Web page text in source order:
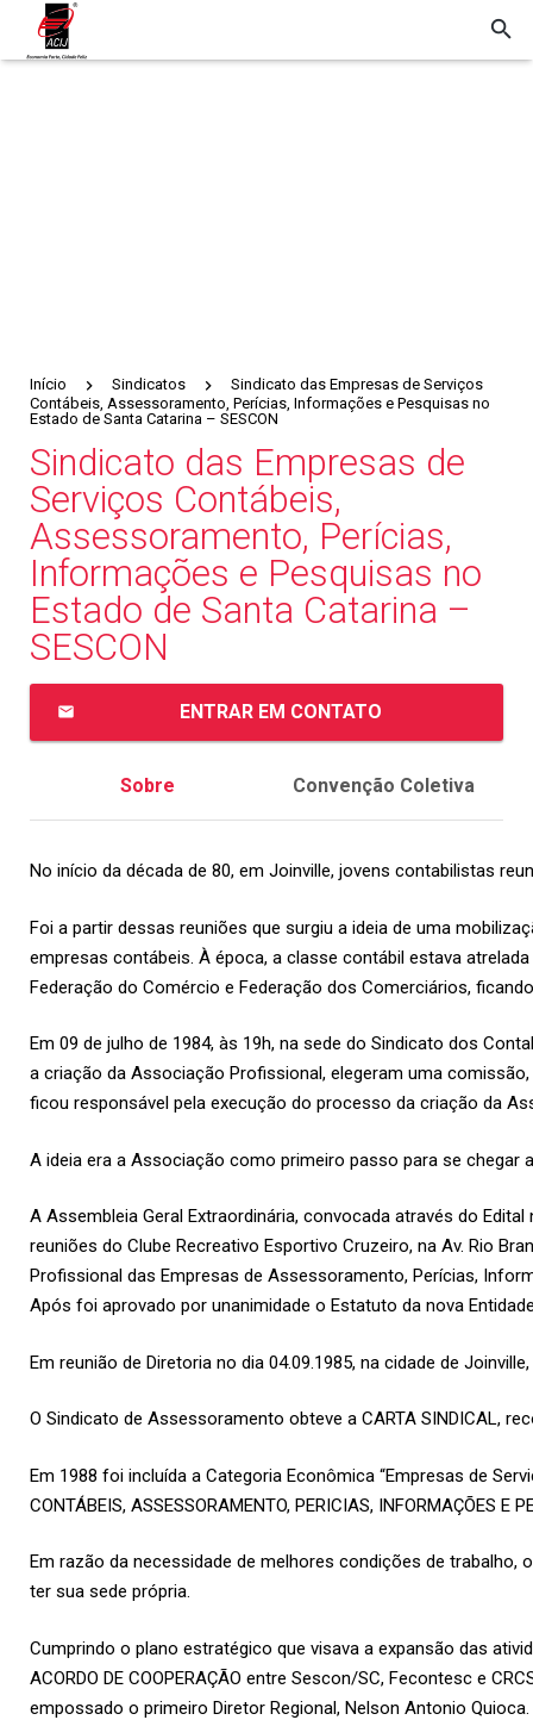
Início Sindicatos
Sindicato das Empresas de Serviços
Contábeis, Assessoramento, Perícias, Informações e Pesquisas no
Estado de Santa Catarina – SESCON
Sindicato das Empresas de
Serviços Contábeis,
Assessoramento, Perícias,
Informações e Pesquisas no
Estado de Santa Catarina –
SESCON
email ENTRAR EM CONTATO
Sobre Convenção Coletiva
No início da década de 80, em Joinville, jovens contabilistas
Foi a partir dessas reuniões que surgiu a ideia de uma
empresas contábeis. À época, a classe contábil estava
Federação do Comércio e Federação dos Comerciários,
Em 09 de julho de 1984, às 19h, na sede do Sindicato dos
a criação da Associação Profissional, elegeram uma
ficou responsável pela execução do processo da criação da
A ideia era a Associação como primeiro passo para se chegar
A Assembleia Geral Extraordinária, convocada através do
reuniões do Clube Recreativo Esportivo Cruzeiro, na Av. Rio
Profissional das Empresas de Assessoramento, Perícias,
Após foi aprovado por unanimidade o Estatuto da nova
Em reunião de Diretoria no dia 04.09.1985, na cidade de
O Sindicato de Assessoramento obteve a CARTA SINDICAL,
Em 1988 foi incluída a Categoria Econômica “Empresas de
CONTÁBEIS, ASSESSORAMENTO, PERICIAS, INFORMAÇÕES E
Em razão da necessidade de melhores condições de trabalho,
ter sua sede própria.
Cumprindo o plano estratégico que visava a expansão das
ACORDO DE COOPERAÇÃO entre Sescon/SC, Fecontesc e
empossado o primeiro Diretor Regional, Nelson Antonio